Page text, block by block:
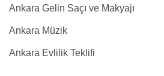
Ankara Gelin Saçı ve Makyajı
Ankara Müzik
Ankara Evlilik Teklifi